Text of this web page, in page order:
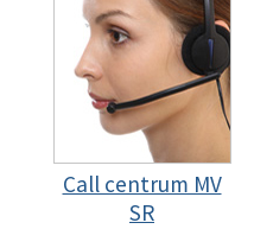
Call centrum MV
SR